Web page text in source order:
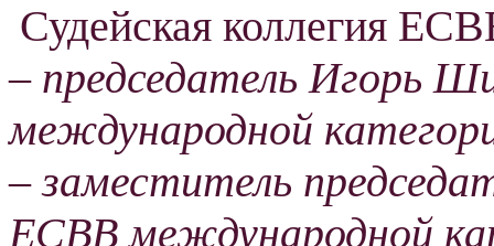
Судейская коллегия
– председатель Игорь
международной
– заместитель
ЕСВВ международной